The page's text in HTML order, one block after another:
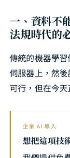
一、資料不
法規時代的
傳統的機器學
伺服器上，然
可行，但在今天
企業 AI 導入
想把這項技